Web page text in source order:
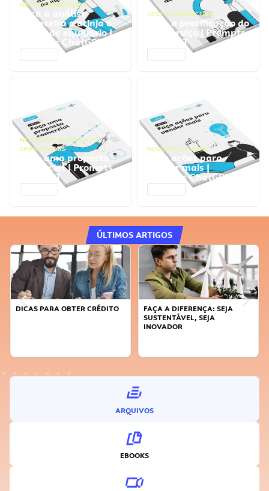
GESTÃO FINANCEIRA
Faça a análise
financeira e atinja o
ponto de equilíbrio |
Prompts ChatGPT
GESTÃO FINANCEIRA
Faça a precificação do
seu serviço | Prompts
ChatGPT
NEGÓCIOS, PROCESSOS
EMPRESARIAIS
Faça uma proposta
comercial | Prompts
ChatGPT
NEGÓCIOS, VENDAS
Faça ações para
vender mais |
Prompts ChatGPT
ÚLTIMOS ARTIGOS
DICAS PARA OBTER CRÉDITO
FAÇA A DIFERENÇA: SEJA
SUSTENTÁVEL, SEJA
INOVADOR
ARQUIVOS
EBOOKS